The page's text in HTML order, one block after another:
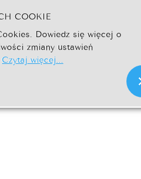
Go
COOKIE
Dowiedz się więcej o
zmiany ustawień
Czytaj więcej...